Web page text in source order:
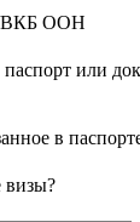
ООН
или
в
визы?